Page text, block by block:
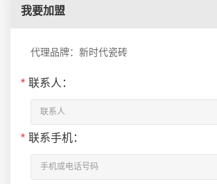
我要加盟
代理品牌：新时代瓷砖
* 联系人：
* 联系手机：